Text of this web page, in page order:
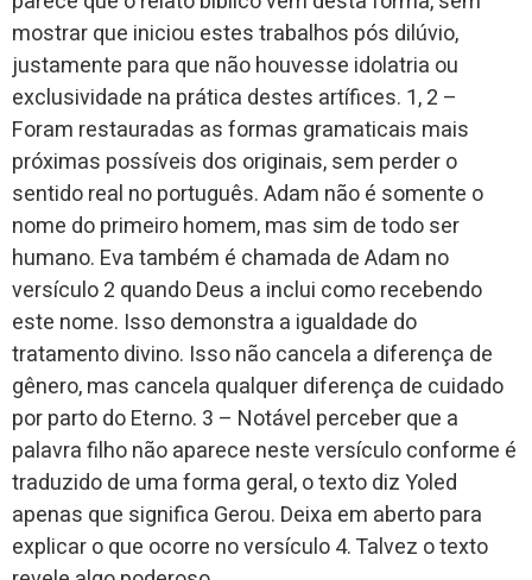
mostrar que iniciou estes trabalhos pós dilúvio,
justamente para que não houvesse idolatria ou
exclusividade na prática destes artífices. 1, 2 –
Foram restauradas as formas gramaticais mais
próximas possíveis dos originais, sem perder o
sentido real no português. Adam não é somente o
nome do primeiro homem, mas sim de todo ser
humano. Eva também é chamada de Adam no
versículo 2 quando Deus a inclui como recebendo
este nome. Isso demonstra a igualdade do
tratamento divino. Isso não cancela a diferença de
gênero, mas cancela qualquer diferença de cuidado
por parto do Eterno. 3 – Notável perceber que a
palavra filho não aparece neste versículo conforme é
traduzido de uma forma geral, o texto diz Yoled
apenas que significa Gerou. Deixa em aberto para
explicar o que ocorre no versículo 4. Talvez o texto